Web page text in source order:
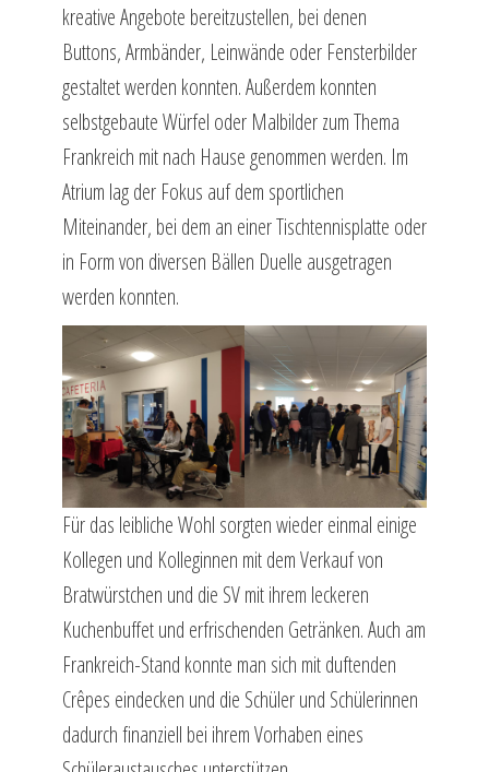
kreative Angebote bereitzustellen, bei denen
Buttons, Armbänder, Leinwände oder Fensterbilder
gestaltet werden konnten. Außerdem konnten
selbstgebaute Würfel oder Malbilder zum Thema
Frankreich mit nach Hause genommen werden. Im
Atrium lag der Fokus auf dem sportlichen
Miteinander, bei dem an einer Tischtennisplatte oder
in Form von diversen Bällen Duelle ausgetragen
werden konnten.
Für das leibliche Wohl sorgten wieder einmal einige
Kollegen und Kolleginnen mit dem Verkauf von
Bratwürstchen und die SV mit ihrem leckeren
Kuchenbuffet und erfrischenden Getränken. Auch am
Frankreich-Stand konnte man sich mit duftenden
Crêpes eindecken und die Schüler und Schülerinnen
dadurch finanziell bei ihrem Vorhaben eines